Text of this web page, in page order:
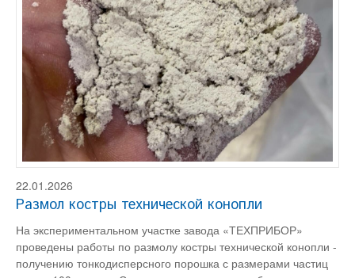
22.01.2026
Размол костры технической конопли
На экспериментальном участке завода «ТЕХПРИБОР»
проведены работы по размолу костры технической конопли -
получению тонкодисперсного порошка с размерами частиц